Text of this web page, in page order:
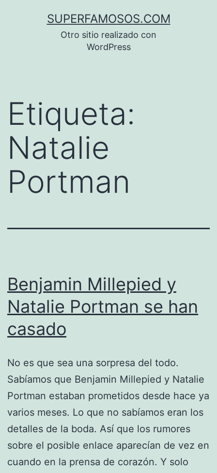
SUPERFAMOSOS.COM
Otro sitio realizado con
WordPress
Etiqueta:
Natalie
Portman
Benjamin Millepied y
Natalie Portman se han
casado
No es que sea una sorpresa del todo.
Sabíamos que Benjamin Millepied y Natalie
Portman estaban prometidos desde hace ya
varios meses. Lo que no sabíamos eran los
detalles de la boda. Así que los rumores
sobre el posible enlace aparecían de vez en
cuando en la prensa de corazón. Y solo